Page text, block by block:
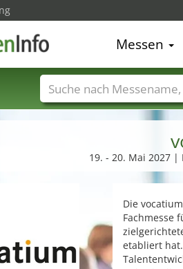
19. - 20. Mai 2027
Die
Fachmesse
etabliert
Messen
Messenamen Länder